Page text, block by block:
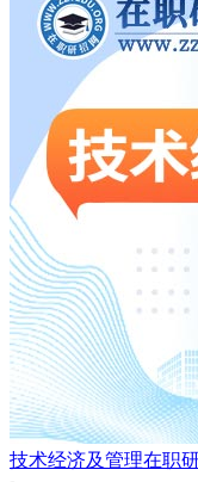
技术经济及管理在职